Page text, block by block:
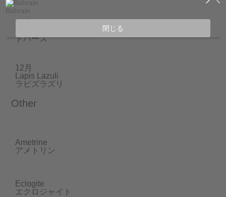
11月
Topaz
トパーズ
12月
Lapis Lazuli
ラピズラズリ
Other
Ametrine
アメトリン
Eclogite
エクロジャイト
Bahrain
閉じる